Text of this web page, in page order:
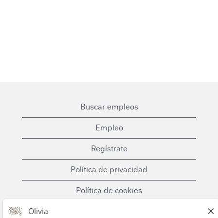
Buscar empleos
Empleo
Regístrate
Política de privacidad
Política de cookies